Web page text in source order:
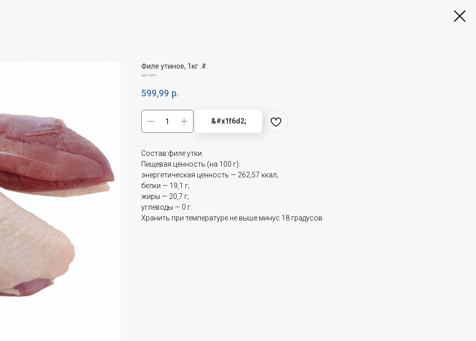
Филе утиное, 1кг .#.
SKU:15915
599,99 р.
&#x1f6d2;
Состав:филе утки.
Пищевая ценность (на 100 г):
энергетическая ценность — 262,57 ккал;
белки — 19,1 г;
жиры — 20,7 г;
углеводы — 0 г.
Хранить при температуре не выше минус 18 градусов